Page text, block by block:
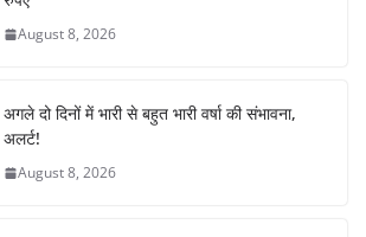
August 8, 2026
अगले दो दिनों में भारी से बहुत भारी वर्षा की संभावना,
अलर्ट!
August 8, 2026